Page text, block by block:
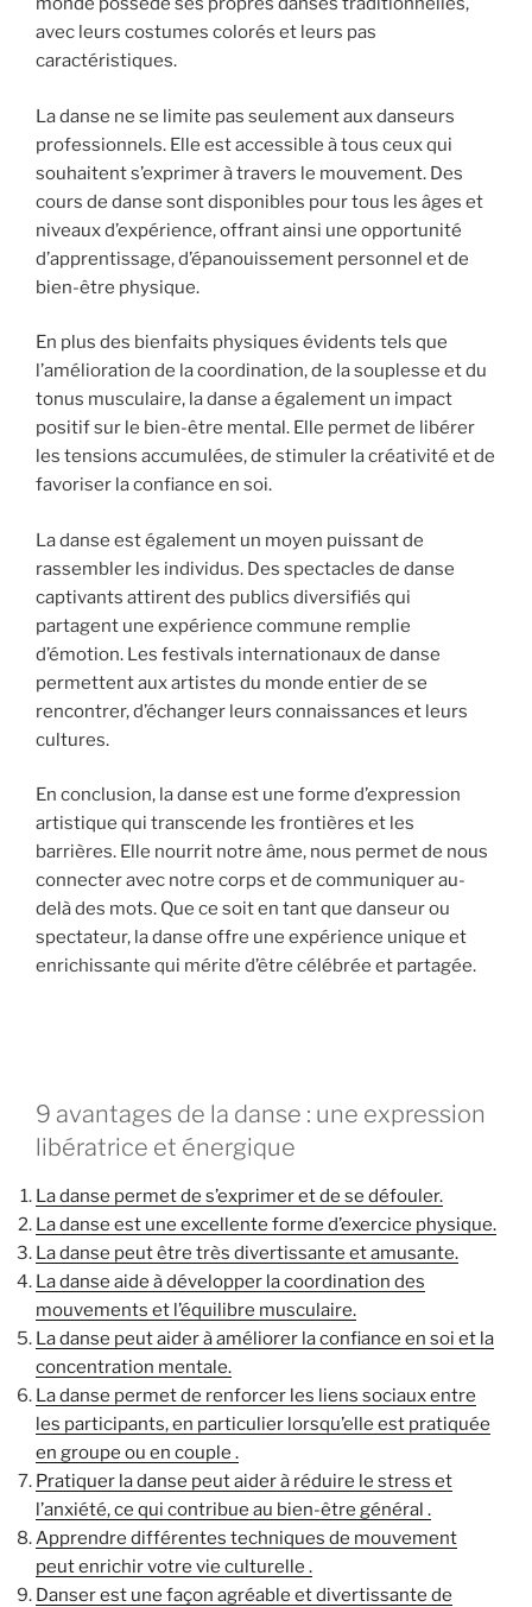
avec leurs costumes colorés et leurs pas
caractéristiques.
La danse ne se limite pas seulement aux danseurs
professionnels. Elle est accessible à tous ceux qui
souhaitent s’exprimer à travers le mouvement. Des
cours de danse sont disponibles pour tous les âges et
niveaux d’expérience, offrant ainsi une opportunité
d’apprentissage, d’épanouissement personnel et de
bien-être physique.
En plus des bienfaits physiques évidents tels que
l’amélioration de la coordination, de la souplesse et du
tonus musculaire, la danse a également un impact
positif sur le bien-être mental. Elle permet de libérer
les tensions accumulées, de stimuler la créativité et de
favoriser la confiance en soi.
La danse est également un moyen puissant de
rassembler les individus. Des spectacles de danse
captivants attirent des publics diversifiés qui
partagent une expérience commune remplie
d’émotion. Les festivals internationaux de danse
permettent aux artistes du monde entier de se
rencontrer, d’échanger leurs connaissances et leurs
cultures.
En conclusion, la danse est une forme d’expression
artistique qui transcende les frontières et les
barrières. Elle nourrit notre âme, nous permet de nous
connecter avec notre corps et de communiquer au-
delà des mots. Que ce soit en tant que danseur ou
spectateur, la danse offre une expérience unique et
enrichissante qui mérite d’être célébrée et partagée.
9 avantages de la danse : une expression
libératrice et énergique
La danse permet de s’exprimer et de se défouler.
La danse est une excellente forme d’exercice physique.
La danse peut être très divertissante et amusante.
La danse aide à développer la coordination des
mouvements et l’équilibre musculaire.
La danse peut aider à améliorer la confiance en soi et la
concentration mentale.
La danse permet de renforcer les liens sociaux entre
les participants, en particulier lorsqu’elle est pratiquée
en groupe ou en couple .
Pratiquer la danse peut aider à réduire le stress et
l’anxiété, ce qui contribue au bien-être général .
Apprendre différentes techniques de mouvement
peut enrichir votre vie culturelle .
Danser est une façon agréable et divertissante de